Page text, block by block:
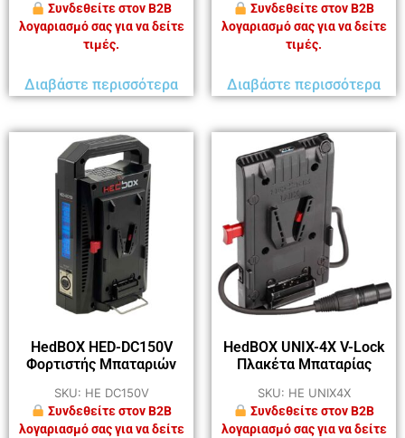
Συνδεθείτε στον B2B
λογαριασμό σας για να δείτε
τιμές.
Διαβάστε περισσότερα
Συνδεθείτε στον B2B
λογαριασμό σας για να δείτε
τιμές.
Διαβάστε περισσότερα
HedBOX HED-DC150V
Φορτιστής Μπαταριών
SKU: HE DC150V
Συνδεθείτε στον B2B
λογαριασμό σας για να δείτε
HedBOX UNIX-4X V-Lock
Πλακέτα Μπαταρίας
SKU: HE UNIX4X
Συνδεθείτε στον B2B
λογαριασμό σας για να δείτε